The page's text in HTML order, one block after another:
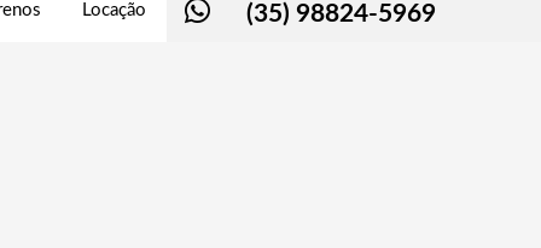
(35) 98824-5969
Locação